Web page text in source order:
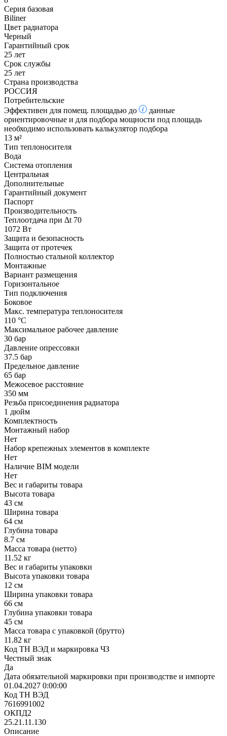
Серия базовая
Biliner
Цвет радиатора
Черный
Гарантийный срок
25 лет
Срок службы
25 лет
Страна производства
РОССИЯ
Потребительские
Эффективен для помещ. площадью до
данные
ориентировочные и для подбора мощности под площадь
необходимо использовать калькулятор подбора
13 м²
Тип теплоносителя
Вода
Система отопления
Центральная
Дополнительные
Гарантийный документ
Паспорт
Производительность
Теплоотдача при Δt 70
1072 Вт
Защита и безопасность
Защита от протечек
Полностью стальной коллектор
Монтажные
Вариант размещения
Горизонтальное
Тип подключения
Боковое
Макс. температура теплоносителя
110 °С
Максимальное рабочее давление
30 бар
Давление опрессовки
37.5 бар
Предельное давление
65 бар
Межосевое расстояние
350 мм
Резьба присоединения радиатора
1 дюйм
Комплектность
Монтажный набор
Нет
Набор крепежных элементов в комплекте
Нет
Наличие BIM модели
Нет
Вес и габариты товара
Высота товара
43 см
Ширина товара
64 см
Глубина товара
8.7 см
Масса товара (нетто)
11.52 кг
Вес и габариты упаковки
Высота упаковки товара
12 см
Ширина упаковки товара
66 см
Глубина упаковки товара
45 см
Масса товара с упаковкой (брутто)
11.82 кг
Код ТН ВЭД и маркировка ЧЗ
Честный знак
Да
Дата обязательной маркировки при производстве и импорте
01.04.2027 0:00:00
Код ТН ВЭД
7616991002
ОКПД2
25.21.11.130
Описание